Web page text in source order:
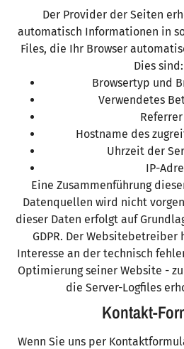
Der Provider der Seiten
automatisch Informationen in
Files, die Ihr Browser
Dies sind:
Browsertyp und
Verwendetes
Referrer
Hostname des
Uhrzeit der
IP-
Eine Zusammenführung
Datenquellen wird nicht
dieser Daten erfolgt auf
GDPR. Der
Interesse an der technisch
Optimierung seiner Website -
die Server-Logfiles
Kontakt-
Wenn Sie uns per